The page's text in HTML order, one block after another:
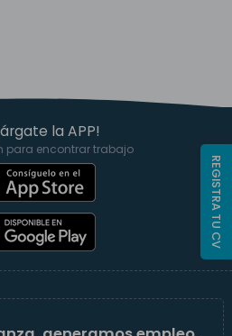
la APP!
para encontrar trabajo
REGISTRA TU CV